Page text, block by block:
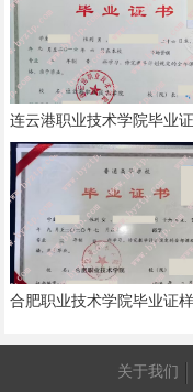
连云港职业技术学院毕业
板
合肥职业技术学院毕业证
关于我们